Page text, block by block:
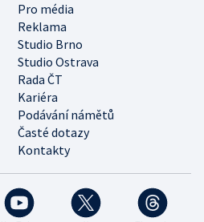
Pro média
Reklama
Studio Brno
Studio Ostrava
Rada ČT
Kariéra
Podávání námětů
Časté dotazy
Kontakty